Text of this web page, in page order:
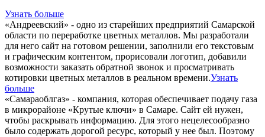
Узнать больше
«Андреевский» - одно из старейших предприятий Самарской
области по переработке цветных металлов. Мы разработали
для него сайт на готовом решении, заполнили его текстовым
и графическим контентом, прорисовали логотип, добавили
возможности заказать обратной звонок и просматривать
котировки цветных металлов в реальном времени.Узнать
больше
«Самараоблгаз» - компания, которая обеспечивает подачу газа
в микрорайоне «Крутые ключи» в Самаре. Сайт ей нужен,
чтобы раскрывать информацию. Для этого нецелесообразно
было содержать дорогой ресурс, который у нее был. Поэтому